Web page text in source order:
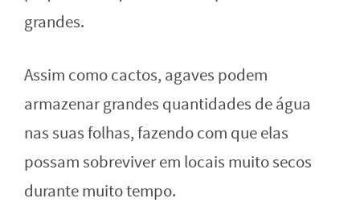
grandes.
Assim como cactos, agaves podem
armazenar grandes quantidades de água
nas suas folhas, fazendo com que elas
possam sobreviver em locais muito secos
durante muito tempo.